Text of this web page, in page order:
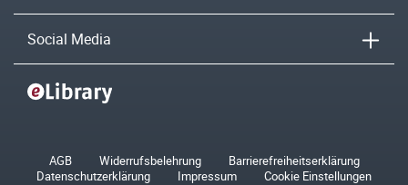
Social Media
AGB Widerrufsbelehrung
Barrierefreiheitserklärung
Datenschutzerklärung
Impressum Cookie Einstellungen